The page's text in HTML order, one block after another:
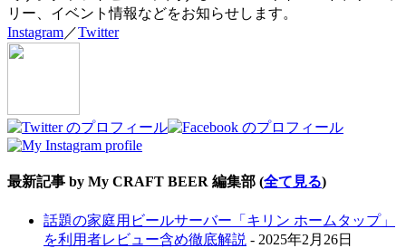
リー、イベント情報などをお知らせします。
Instagram／Twitter
最新記事 by My CRAFT BEER 編集部 (全て見る)
話題の家庭用ビールサーバー「キリン ホームタップ」
を利用者レビュー含め徹底解説 - 2025年2月26日